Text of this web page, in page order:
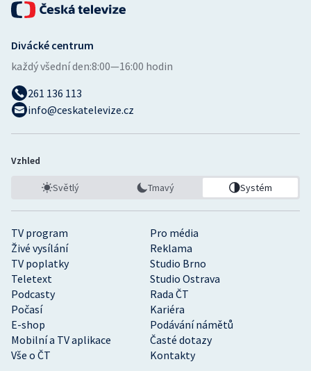
TV program
Pro média
Živé vysílání
Reklama
TV poplatky
Studio Brno
Teletext
Studio Ostrava
Podcasty
Rada ČT
Počasí
Kariéra
E-shop
Podávání námětů
Mobilní a TV aplikace
Časté dotazy
Vše o ČT
Kontakty
Divácké centrum
každý všední den:8:00—16:00 hodin
261 136 113
info@ceskatelevize.cz
Vzhled
Světlý Tmavý Systém